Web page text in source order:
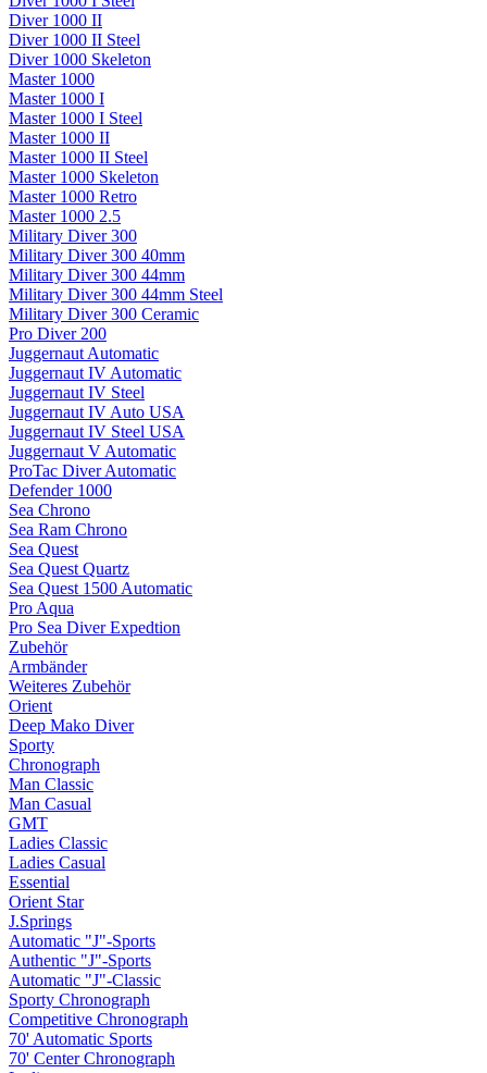
Diver 1000 II
Diver 1000 II Steel
Diver 1000 Skeleton
Master 1000
Master 1000 I
Master 1000 I Steel
Master 1000 II
Master 1000 II Steel
Master 1000 Skeleton
Master 1000 Retro
Master 1000 2.5
Military Diver 300
Military Diver 300 40mm
Military Diver 300 44mm
Military Diver 300 44mm Steel
Military Diver 300 Ceramic
Pro Diver 200
Juggernaut Automatic
Juggernaut IV Automatic
Juggernaut IV Steel
Juggernaut IV Auto USA
Juggernaut IV Steel USA
Juggernaut V Automatic
ProTac Diver Automatic
Defender 1000
Sea Chrono
Sea Ram Chrono
Sea Quest
Sea Quest Quartz
Sea Quest 1500 Automatic
Pro Aqua
Pro Sea Diver Expedtion
Zubehör
Armbänder
Weiteres Zubehör
Orient
Deep Mako Diver
Sporty
Chronograph
Man Classic
Man Casual
GMT
Ladies Classic
Ladies Casual
Essential
Orient Star
J.Springs
Automatic "J"-Sports
Authentic "J"-Sports
Automatic "J"-Classic
Sporty Chronograph
Competitive Chronograph
70' Automatic Sports
70' Center Chronograph